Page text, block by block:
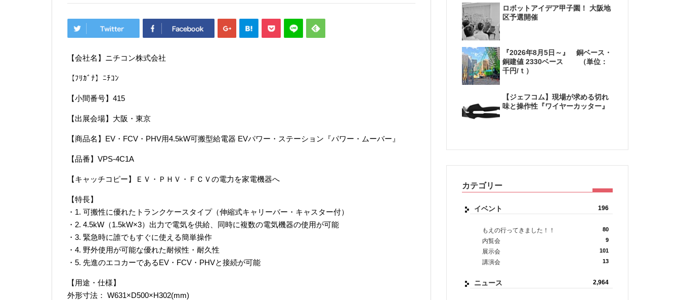
【会社名】ニチコン株式会社
【ﾌﾘｶﾞﾅ】ﾆﾁｺﾝ
【小間番号】415
【出展会場】大阪・東京
【商品名】EV・FCV・PHV用4.5kW可搬型給電器 EVパワー・ステーション『パワー・ムーバー』
【品番】VPS-4C1A
【キャッチコピー】ＥＶ・ＰＨＶ・ＦＣＶの電力を家電機器へ
【特長】
・1. 可搬性に優れたトランクケースタイプ（伸縮式キャリーバー・キャスター付）
・2. 4.5kW（1.5kW×3）出力で電気を供給、同時に複数の電気機器の使用が可能
・3. 緊急時に誰でもすぐに使える簡単操作
・4. 野外使用が可能な優れた耐候性・耐久性
・5. 先進のエコカーであるEV・FCV・PHVと接続が可能
【用途・仕様】
外形寸法： W631×D500×H302(mm)
ロボットアイデア甲子園！ 大阪地
区予選開催
『2026年8月5日～』 銅ベース・
銅建値 2330ベース （単位：
千円/ｔ）
【ジェフコム】現場が求める切れ
味と操作性『ワイヤーカッター』
カテゴリー
イベント 196
もえの行ってきました！！ 80
内覧会 9
展示会 101
講演会 13
ニュース 2,964